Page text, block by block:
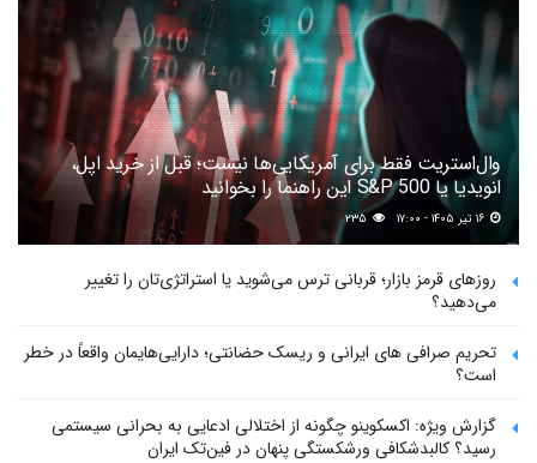
وال‌استریت فقط برای آمریکایی‌ها نیست؛ قبل از خرید اپل،
انویدیا یا S&P 500 این راهنما را بخوانید
۲۳۵
روزهای قرمز بازار؛ قربانی ترس می‌شوید یا استراتژی‌تان را تغییر
می‌دهید؟
تحریم صرافی های ایرانی و ریسک حضانتی؛ دارایی‌هایمان واقعاً در خطر
است؟
گزارش ویژه: اکسکوینو چگونه از اختلالی ادعایی به بحرانی سیستمی
رسید؟ کالبدشکافی ورشکستگی پنهان در فین‌تک ایران